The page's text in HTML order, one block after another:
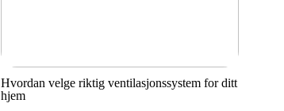
Hvordan velge riktig ventilasjonssystem for ditt
hjem